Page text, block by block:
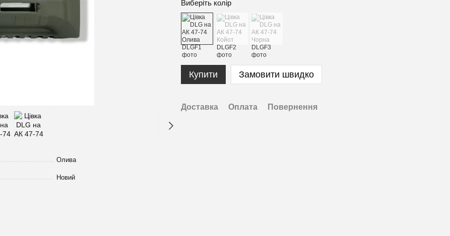
Олива
Новий
Виберіть колір
Купити Замовити швидко
Доставка Оплата Повернення